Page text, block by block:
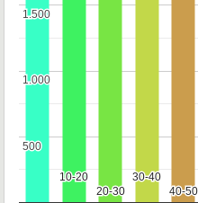
10-20
10-20
20-30
20-30
30-40
30-40
40-50
40-50
500
500
1.000
1.000
1.500
1.500